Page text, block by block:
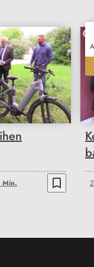
bookmark_border